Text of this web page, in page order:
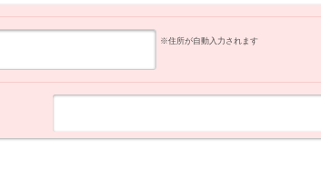
※住所が自動入力 されます